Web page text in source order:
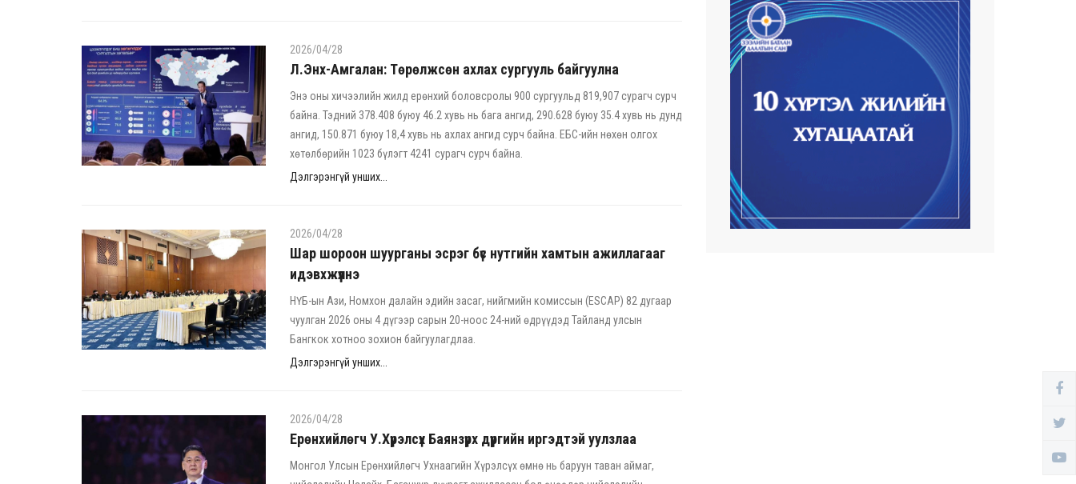
2026/04/28
Л.Энх-Амгалан: Төрөлжсөн ахлах сургууль байгуулна
Энэ оны хичээлийн жилд ерөнхий боловсролы 900 сургуульд 819,907 сурагч сурч
байна. Тэдний 378.408 буюу 46.2 хувь нь бага ангид, 290.628 буюу 35.4 хувь нь дунд
ангид, 150.871 буюу 18,4 хувь нь ахлах ангид сурч байна. ЕБС-ийн нөхөн олгох
хөтөлбөрийн 1023 бүлэгт 4241 сурагч сурч байна.
Дэлгэрэнгүй унших...
2026/04/28
Шар шороон шуурганы эсрэг бүс нутгийн хамтын ажиллагааг
идэвхжүүлнэ
НҮБ-ын Ази, Номхон далайн эдийн засаг, нийгмийн комиссын (ESCAP) 82 дугаар
чуулган 2026 оны 4 дүгээр сарын 20-ноос 24-ний өдрүүдэд Тайланд улсын
Бангкок хотноо зохион байгуулагдлаа.
Дэлгэрэнгүй унших...
2026/04/28
Ерөнхийлөгч У.Хүрэлсүх Баянзүрх дүүргийн иргэдтэй уулзлаа
Монгол Улсын Ерөнхийлөгч Ухнаагийн Хүрэлсүх өмнө нь баруун таван аймаг,
19 цаг 39 минут
Автомашины улсын дугаар
сондгой тоогоор төгссөн ...
Улаанбаатарт өдөртөө 30 хэм
хучилттай авто замын